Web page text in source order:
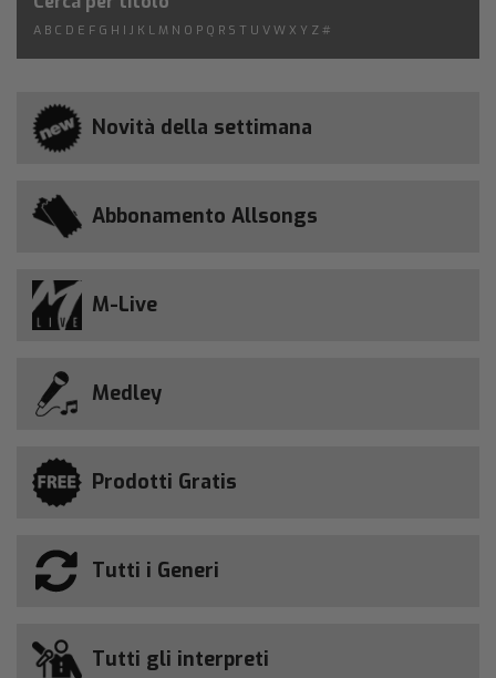
A B C D E F G H I J K L M N O P Q R S T U V W X Y Z #
Novità della settimana
Abbonamento Allsongs
M-Live
Medley
Prodotti Gratis
Tutti i Generi
Tutti gli interpreti